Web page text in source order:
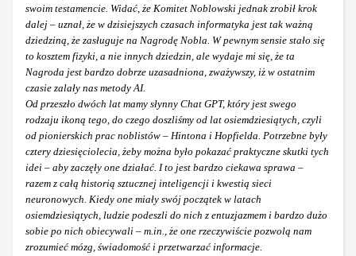
swoim testamencie. Widać, że Komitet Noblowski jednak zrobił krok
dalej – uznał, że w dzisiejszych czasach informatyka jest tak ważną
dziedziną, że zasługuje na Nagrodę Nobla. W pewnym sensie stało się
to kosztem fizyki, a nie innych dziedzin, ale wydaje mi się, że ta
Nagroda jest bardzo dobrze uzasadniona, zważywszy, iż w ostatnim
czasie zalały nas metody AI.
Od przeszło dwóch lat mamy słynny Chat GPT, który jest swego
rodzaju ikoną tego, do czego doszliśmy od lat osiemdziesiątych, czyli
od pionierskich prac noblistów – Hintona i Hopfielda. Potrzebne były
cztery dziesięciolecia, żeby można było pokazać praktyczne skutki tych
idei – aby zaczęły one działać. I to jest bardzo ciekawa sprawa –
razem z całą historią sztucznej inteligencji i kwestią sieci
neuronowych. Kiedy one miały swój początek w latach
osiemdziesiątych, ludzie podeszli do nich z entuzjazmem i bardzo dużo
sobie po nich obiecywali – m.in., że one rzeczywiście pozwolą nam
zrozumieć mózg, świadomość i przetwarzać informacje.